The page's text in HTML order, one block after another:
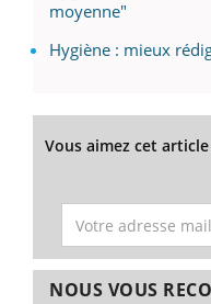
moyenne"
Hygiène : mieux
Vous aimez cet
NOUS VOUS